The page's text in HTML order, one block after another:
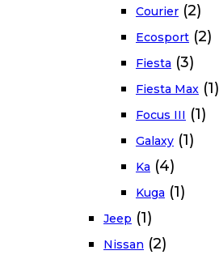
Courier (2)
Ecosport (2)
Fiesta (3)
Fiesta Max (1)
Focus III (1)
Galaxy (1)
Ka (4)
Kuga (1)
Jeep (1)
Nissan (2)